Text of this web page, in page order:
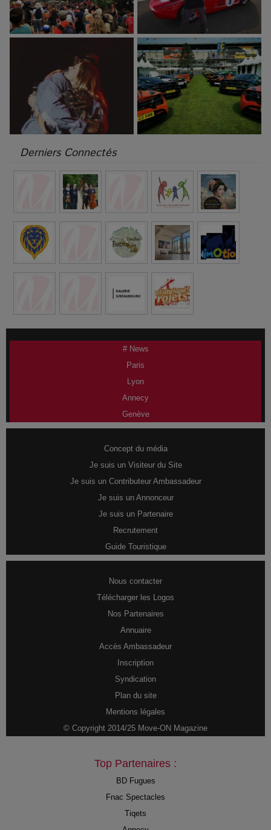
Derniers Connectés
# News
Paris
Lyon
Annecy
Genève
Concept du média
Je suis un Visiteur du Site
Je suis un Contributeur Ambassadeur
Je suis un Annonceur
Je suis un Partenaire
Recrutement
Guide Touristique
Nous contacter
Télécharger les Logos
Nos Partenaires
Annuaire
Accès Ambassadeur
Inscription
Syndication
Plan du site
Mentions légales
© Copyright 2014/25 Move-ON Magazine
Top Partenaires :
BD Fugues
Fnac Spectacles
Tiqets